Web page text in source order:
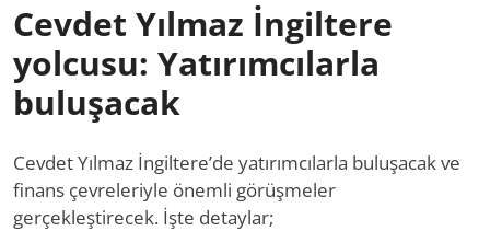
Cevdet Yılmaz İngiltere
yolcusu: Yatırımcılarla
buluşacak
Cevdet Yılmaz İngiltere’de yatırımcılarla buluşacak ve
finans çevreleriyle önemli görüşmeler
gerçekleştirecek. İşte detaylar;